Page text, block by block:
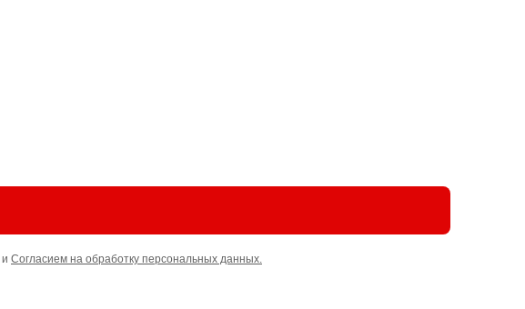
и Согласием на обработку персональных данных.